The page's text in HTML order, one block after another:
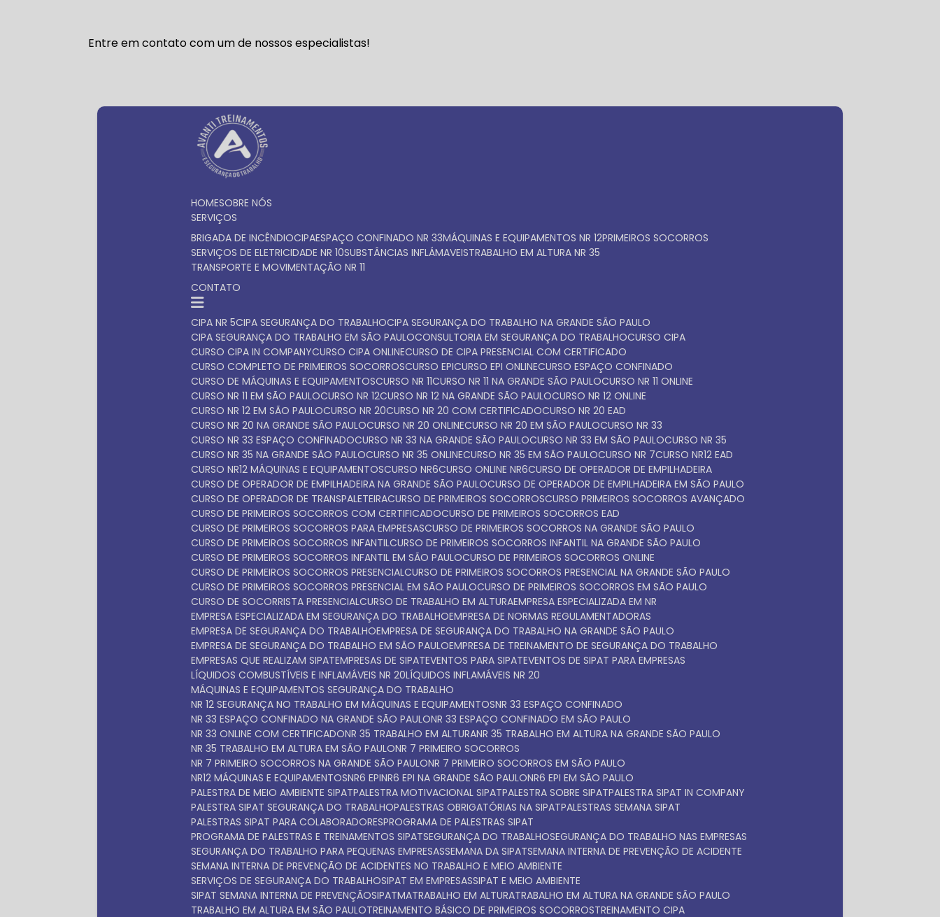
Entre em contato com um de nossos especialistas!
HOME SOBRE NÓS
SERVIÇOS
BRIGADA DE INCÊNDIO CIPA ESPAÇO CONFINADO NR 33 MÁQUINAS E EQUIPAMENTOS NR 12 PRIMEIROS SOCORROS
SERVIÇOS DE ELETRICIDADE NR 10 SUBSTÂNCIAS INFLÁMAVEIS TRABALHO EM ALTURA NR 35
TRANSPORTE E MOVIMENTAÇÃO NR 11
CONTATO
CIPA NR 5 CIPA SEGURANÇA DO TRABALHO CIPA SEGURANÇA DO TRABALHO NA GRANDE SÃO PAULO
CIPA SEGURANÇA DO TRABALHO EM SÃO PAULO CONSULTORIA EM SEGURANÇA DO TRABALHO CURSO CIPA
CURSO CIPA IN COMPANY CURSO CIPA ONLINE CURSO DE CIPA PRESENCIAL COM CERTIFICADO
CURSO COMPLETO DE PRIMEIROS SOCORROS CURSO EPI CURSO EPI ONLINE CURSO ESPAÇO CONFINADO
CURSO DE MÁQUINAS E EQUIPAMENTOS CURSO NR 11 CURSO NR 11 NA GRANDE SÃO PAULO CURSO NR 11 ONLINE
CURSO NR 11 EM SÃO PAULO CURSO NR 12 CURSO NR 12 NA GRANDE SÃO PAULO CURSO NR 12 ONLINE
CURSO NR 12 EM SÃO PAULO CURSO NR 20 CURSO NR 20 COM CERTIFICADO CURSO NR 20 EAD
CURSO NR 20 NA GRANDE SÃO PAULO CURSO NR 20 ONLINE CURSO NR 20 EM SÃO PAULO CURSO NR 33
CURSO NR 33 ESPAÇO CONFINADO CURSO NR 33 NA GRANDE SÃO PAULO CURSO NR 33 EM SÃO PAULO CURSO NR 35
CURSO NR 35 NA GRANDE SÃO PAULO CURSO NR 35 ONLINE CURSO NR 35 EM SÃO PAULO CURSO NR 7 CURSO NR12 EAD
CURSO NR12 MÁQUINAS E EQUIPAMENTOS CURSO NR6 CURSO ONLINE NR6 CURSO DE OPERADOR DE EMPILHADEIRA
CURSO DE OPERADOR DE EMPILHADEIRA NA GRANDE SÃO PAULO CURSO DE OPERADOR DE EMPILHADEIRA EM SÃO PAULO
CURSO DE OPERADOR DE TRANSPALETEIRA CURSO DE PRIMEIROS SOCORROS CURSO PRIMEIROS SOCORROS AVANÇADO
CURSO DE PRIMEIROS SOCORROS COM CERTIFICADO CURSO DE PRIMEIROS SOCORROS EAD
CURSO DE PRIMEIROS SOCORROS PARA EMPRESAS CURSO DE PRIMEIROS SOCORROS NA GRANDE SÃO PAULO
CURSO DE PRIMEIROS SOCORROS INFANTIL CURSO DE PRIMEIROS SOCORROS INFANTIL NA GRANDE SÃO PAULO
CURSO DE PRIMEIROS SOCORROS INFANTIL EM SÃO PAULO CURSO DE PRIMEIROS SOCORROS ONLINE
CURSO DE PRIMEIROS SOCORROS PRESENCIAL CURSO DE PRIMEIROS SOCORROS PRESENCIAL NA GRANDE SÃO PAULO
CURSO DE PRIMEIROS SOCORROS PRESENCIAL EM SÃO PAULO CURSO DE PRIMEIROS SOCORROS EM SÃO PAULO
CURSO DE SOCORRISTA PRESENCIAL CURSO DE TRABALHO EM ALTURA EMPRESA ESPECIALIZADA EM NR
EMPRESA ESPECIALIZADA EM SEGURANÇA DO TRABALHO EMPRESA DE NORMAS REGULAMENTADORAS
EMPRESA DE SEGURANÇA DO TRABALHO EMPRESA DE SEGURANÇA DO TRABALHO NA GRANDE SÃO PAULO
EMPRESA DE SEGURANÇA DO TRABALHO EM SÃO PAULO EMPRESA DE TREINAMENTO DE SEGURANÇA DO TRABALHO
EMPRESAS QUE REALIZAM SIPAT EMPRESAS DE SIPAT EVENTOS PARA SIPAT EVENTOS DE SIPAT PARA EMPRESAS
LÍQUIDOS COMBUSTÍVEIS E INFLAMÁVEIS NR 20 LÍQUIDOS INFLAMÁVEIS NR 20
MÁQUINAS E EQUIPAMENTOS SEGURANÇA DO TRABALHO
NR 12 SEGURANÇA NO TRABALHO EM MÁQUINAS E EQUIPAMENTOS NR 33 ESPAÇO CONFINADO
NR 33 ESPAÇO CONFINADO NA GRANDE SÃO PAULO NR 33 ESPAÇO CONFINADO EM SÃO PAULO
NR 33 ONLINE COM CERTIFICADO NR 35 TRABALHO EM ALTURA NR 35 TRABALHO EM ALTURA NA GRANDE SÃO PAULO
NR 35 TRABALHO EM ALTURA EM SÃO PAULO NR 7 PRIMEIRO SOCORROS
NR 7 PRIMEIRO SOCORROS NA GRANDE SÃO PAULO NR 7 PRIMEIRO SOCORROS EM SÃO PAULO
NR12 MÁQUINAS E EQUIPAMENTOS NR6 EPI NR6 EPI NA GRANDE SÃO PAULO NR6 EPI EM SÃO PAULO
PALESTRA DE MEIO AMBIENTE SIPAT PALESTRA MOTIVACIONAL SIPAT PALESTRA SOBRE SIPAT PALESTRA SIPAT IN COMPANY
PALESTRA SIPAT SEGURANÇA DO TRABALHO PALESTRAS OBRIGATÓRIAS NA SIPAT PALESTRAS SEMANA SIPAT
PALESTRAS SIPAT PARA COLABORADORES PROGRAMA DE PALESTRAS SIPAT
PROGRAMA DE PALESTRAS E TREINAMENTOS SIPAT SEGURANÇA DO TRABALHO SEGURANÇA DO TRABALHO NAS EMPRESAS
SEGURANÇA DO TRABALHO PARA PEQUENAS EMPRESAS SEMANA DA SIPAT SEMANA INTERNA DE PREVENÇÃO DE ACIDENTE
SEMANA INTERNA DE PREVENÇÃO DE ACIDENTES NO TRABALHO E MEIO AMBIENTE
SERVIÇOS DE SEGURANÇA DO TRABALHO SIPAT EM EMPRESAS SIPAT E MEIO AMBIENTE
SIPAT SEMANA INTERNA DE PREVENÇÃO SIPATMA TRABALHO EM ALTURA TRABALHO EM ALTURA NA GRANDE SÃO PAULO
TRABALHO EM ALTURA EM SÃO PAULO TREINAMENTO BÁSICO DE PRIMEIROS SOCORROS TREINAMENTO CIPA